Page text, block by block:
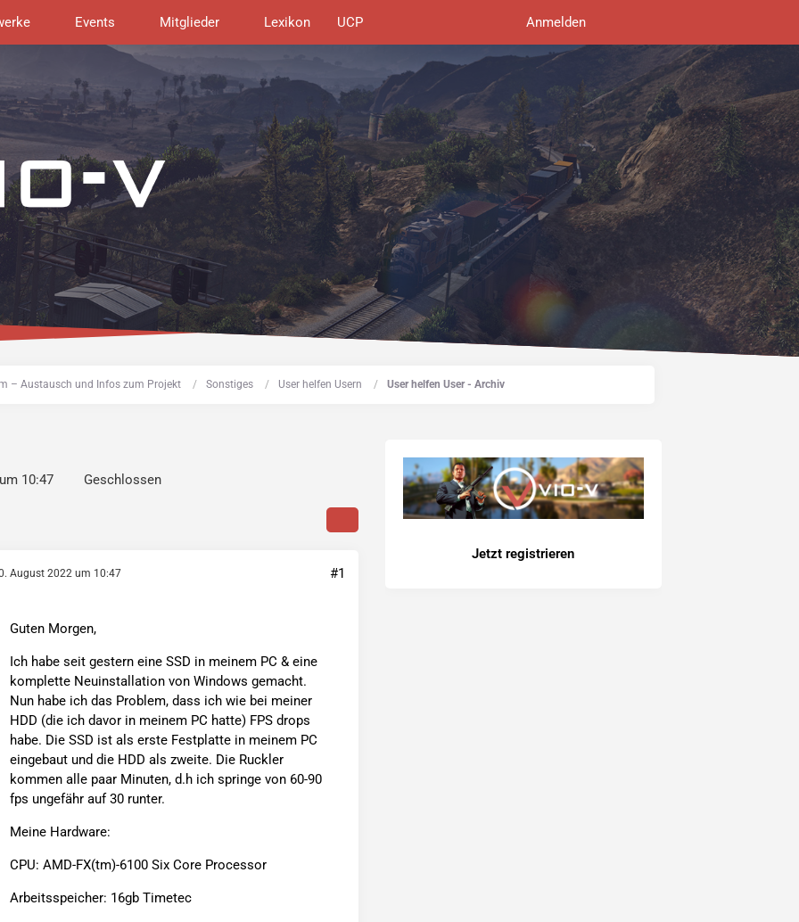
Events Mitglieder Lexikon UCP Anmelden
– Austausch und Infos zum Projekt Sonstiges User helfen Usern User helfen User - Archiv
10:47 Geschlossen
August 2022 um 10:47 #1
Guten Morgen,
Ich habe seit gestern eine SSD in meinem PC & eine
komplette Neuinstallation von Windows gemacht.
Nun habe ich das Problem, dass ich wie bei meiner
HDD (die ich davor in meinem PC hatte) FPS drops
habe. Die SSD ist als erste Festplatte in meinem PC
eingebaut und die HDD als zweite. Die Ruckler
kommen alle paar Minuten, d.h ich springe von 60-90
fps ungefähr auf 30 runter.
Meine Hardware:
CPU: AMD-FX(tm)-6100 Six Core Processor
Arbeitsspeicher: 16gb Timetec
Jetzt registrieren